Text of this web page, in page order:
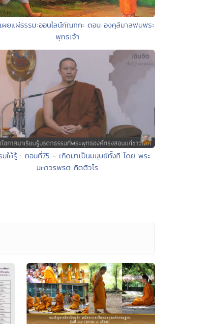
ผยแผ่ธรรมะออนไลน์กัณฑกะ ตอน องคุลีมาลพบพระ
พุทธเจ้า
มให้รู้ : ตอนที่75 - เกิดมาเป็นมนุษย์ทัังที โดย พระ
มหาวรพรต กิตติวโร